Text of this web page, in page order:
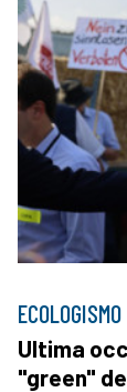
ECOLOGISMO
Ultima
"green"